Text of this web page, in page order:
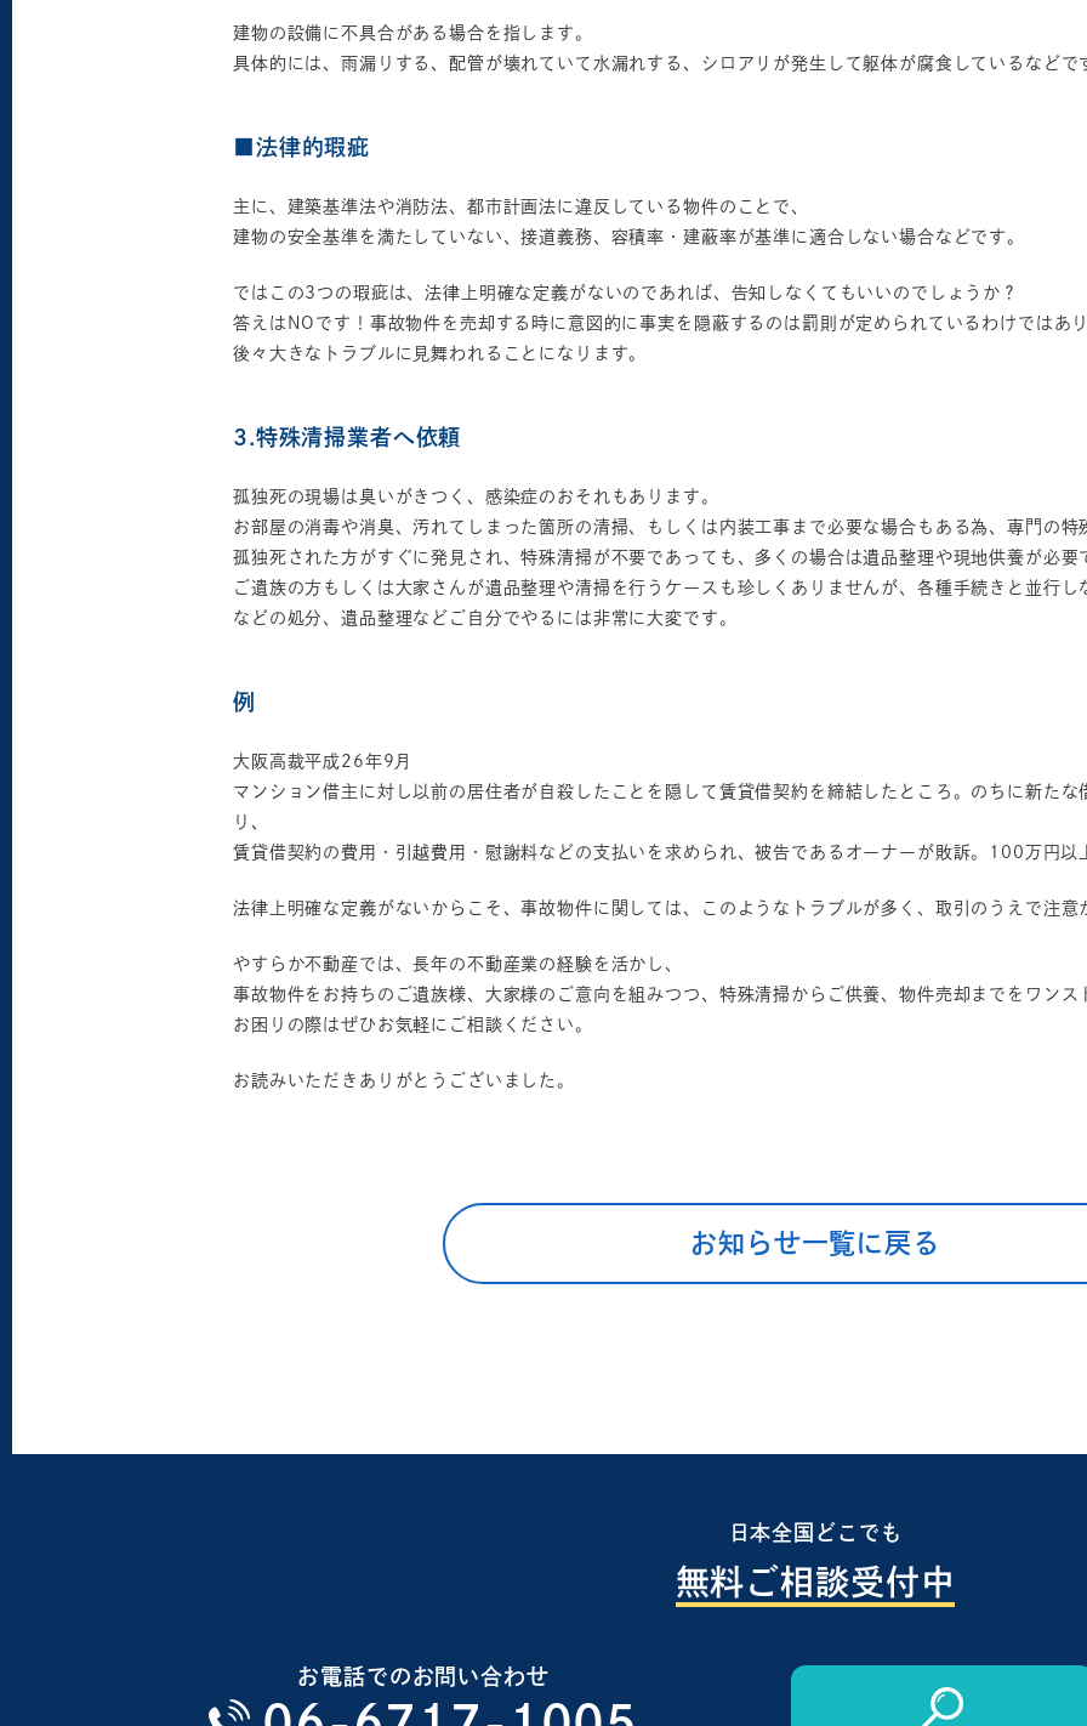
建物の設備に不具合がある場合を指します。
具体的には、雨漏りする、配管が壊れていて水漏れする、シロアリが発生して躯体が腐食しているなどで
■法律的瑕疵
主に、建築基準法や消防法、都市計画法に違反している物件のことで、
建物の安全基準を満たしていない、接道義務、容積率・建蔽率が基準に適合しない場合などです。
ではこの3つの瑕疵は、法律上明確な定義がないのであれば、告知しなくてもいいのでしょうか？
答えはNOです！事故物件を売却する時に意図的に事実を隠蔽するのは罰則が定められているわけではあ
後々大きなトラブルに見舞われることになります。
3.特殊清掃業者へ依頼
孤独死の現場は臭いがきつく、感染症のおそれもあります。
お部屋の消毒や消臭、汚れてしまった箇所の清掃、もしくは内装工事まで必要な場合もある為、専門の
孤独死された方がすぐに発見され、特殊清掃が不要であっても、多くの場合は遺品整理や現地供養が必要
ご遺族の方もしくは大家さんが遺品整理や清掃を行うケースも珍しくありませんが、各種手続きと並行
などの処分、遺品整理などご自分でやるには非常に大変です。
例
大阪高裁平成26年9月
マンション借主に対し以前の居住者が自殺したことを隠して賃貸借契約を締結したところ。のちに新た
り、
賃貸借契約の費用・引越費用・慰謝料などの支払いを求められ、被告であるオーナーが敗訴。100万円以
法律上明確な定義がないからこそ、事故物件に関しては、このようなトラブルが多く、取引のうえで注意
やすらか不動産では、長年の不動産業の経験を活かし、
事故物件をお持ちのご遺族様、大家様のご意向を組みつつ、特殊清掃からご供養、物件売却までをワン
お困りの際はぜひお気軽にご相談ください。
お読みいただきありがとうございました。
お知らせ一覧に戻る
日本全国どこでも
無料ご相談受付中
お電話でのお問い合わせ